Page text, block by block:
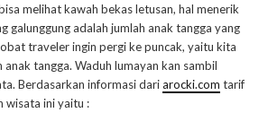
melihat kawah bekas letusan, hal menerik
galunggung adalah jumlah anak tangga yang
traveler ingin pergi ke puncak, yaitu kita
tangga. Waduh lumayan kan sambil
Berdasarkan informasi dariarocki.com tarif
wisata ini yaitu :